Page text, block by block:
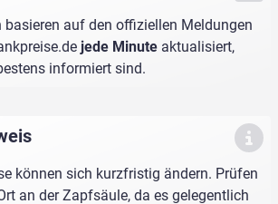
basieren auf den offiziellen Meldungen
jede Minute aktualisiert,
informiert sind.
können sich kurzfristig ändern. Prüfen
an der Zapfsäule, da es gelegentlich